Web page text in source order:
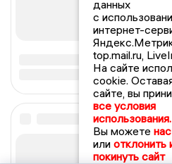
данных
с
интернет-
top.mail.ru,
На сайте
cookie.
сайте, вы
все условия
использования.
Вы можете
или отклонить
покинуть сайт